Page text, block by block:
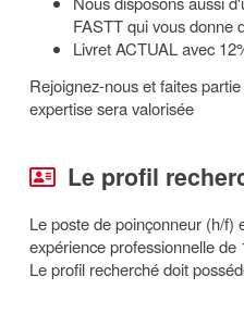
FASTT qui vous donne
Livret ACTUAL avec
Rejoignez-nous et faites
expertise sera valorisée
Le profil
Le poste de poinçonneur (h/f)
expérience professionnelle de
Le profil recherché doit